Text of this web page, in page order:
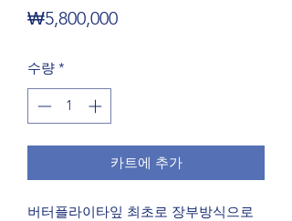
₩5,800,000가
수량 *
카트에 추가
버터플라이타잎 최초로 장부방식으로